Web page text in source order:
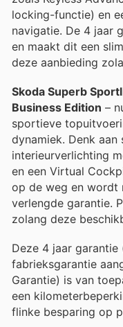
locking-functie) en
navigatie. De 4 jaar
en maakt dit een
deze aanbieding
Skoda Superb
Business Edition –
sportieve
dynamiek. Denk
interieurverlichting
en een Virtual
op de weg en wordt
verlengde garantie.
zolang deze
Deze 4 jaar
fabrieksgarantie
Garantie) is van
een
flinke besparing op